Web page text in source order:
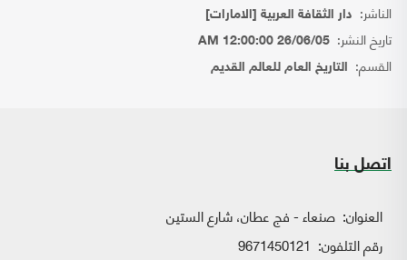
الناشر: دار الثقافة العربية [الامارات]
تاريخ النشر: 26/06/05 12:00:00 AM
القسم: التاريخ العام للعالم القديم
اتصل بنا
العنوان: صنعاء - فج عطان، شارع الستين
رقم التلفون: 9671450121